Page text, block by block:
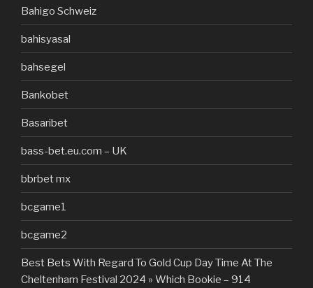
Bahigo Schweiz
bahisyasal
bahsegel
Bankobet
Basaribet
bass-bet.eu.com – UK
bbrbet mx
bcgame1
bcgame2
Best Bets With Regard To Gold Cup Day Time At The
Cheltenham Festival 2024 » Which Bookie – 914